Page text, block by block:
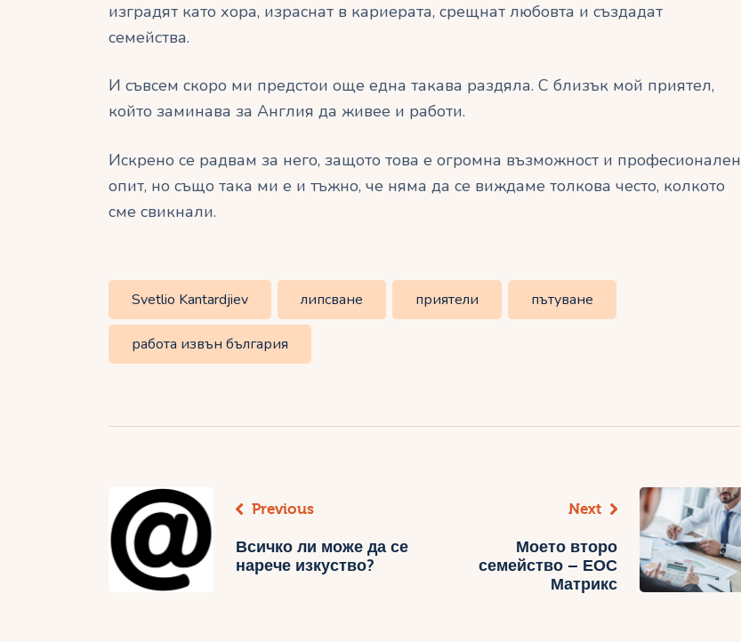
изградят като хора, израснат в кариерата, срещнат любовта и създадат
семейства.
И съвсем скоро ми предстои още една такава раздяла. С близък мой приятел,
който заминава за Англия да живее и работи.
Искрено се радвам за него, защото това е огромна възможност и професионален
опит, но също така ми е и тъжно, че няма да се виждаме толкова често, колкото
сме свикнали.
Svetlio Kantardjiev липсване приятели пътуване
работа извън българия
Навигация
Previous
Всичко ли може да се
нарече изкуство?
Next
Моето второ
семейство – ЕОС
Матрикс